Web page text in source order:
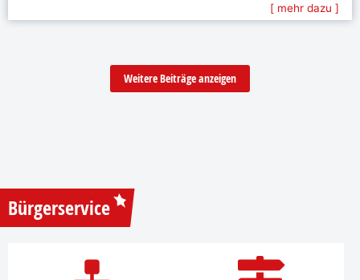
[ mehr dazu ]
Weitere Beiträge anzeigen
Bürgerservice